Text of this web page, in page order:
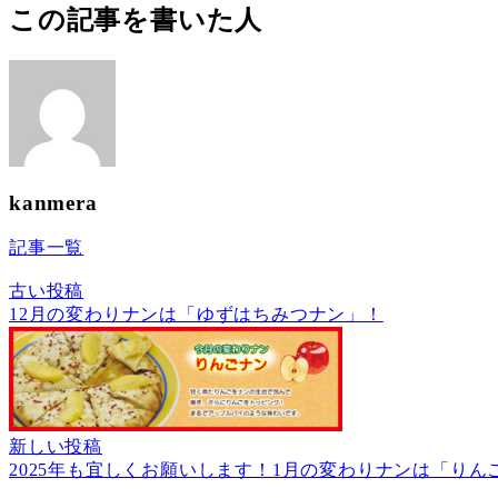
この記事を書いた人
kanmera
記事一覧
古い投稿
12月の変わりナンは「ゆずはちみつナン」！
新しい投稿
2025年も宜しくお願いします！1月の変わりナンは「り